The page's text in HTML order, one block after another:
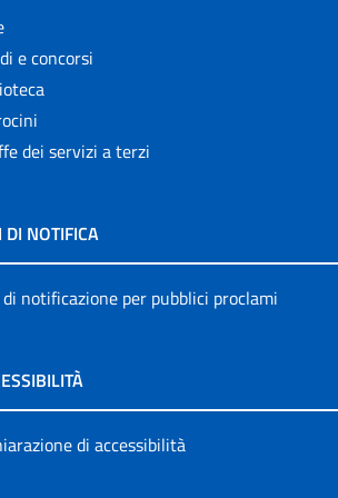
e concorsi
dei servizi a terzi
DI NOTIFICA
notificazione per pubblici proclami
di accessibilità